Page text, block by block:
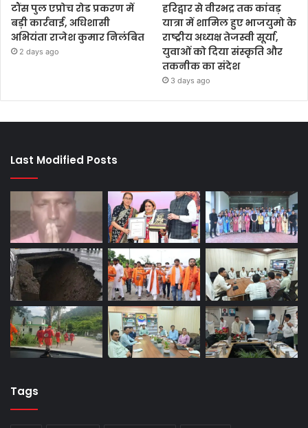
टौंस पुल एप्रोच रोड प्रकरण में
बड़ी कार्रवाई, अधिशासी
अभियंता राजेश कुमार निलंबित
2 days ago
हरिद्वार से वीरभद्र तक कांवड़
यात्रा में शामिल हुए भाजयुमो के
राष्ट्रीय अध्यक्ष तेजस्वी सूर्या,
युवाओं को दिया संस्कृति और
तकनीक का संदेश
3 days ago
Last Modified Posts
Tags